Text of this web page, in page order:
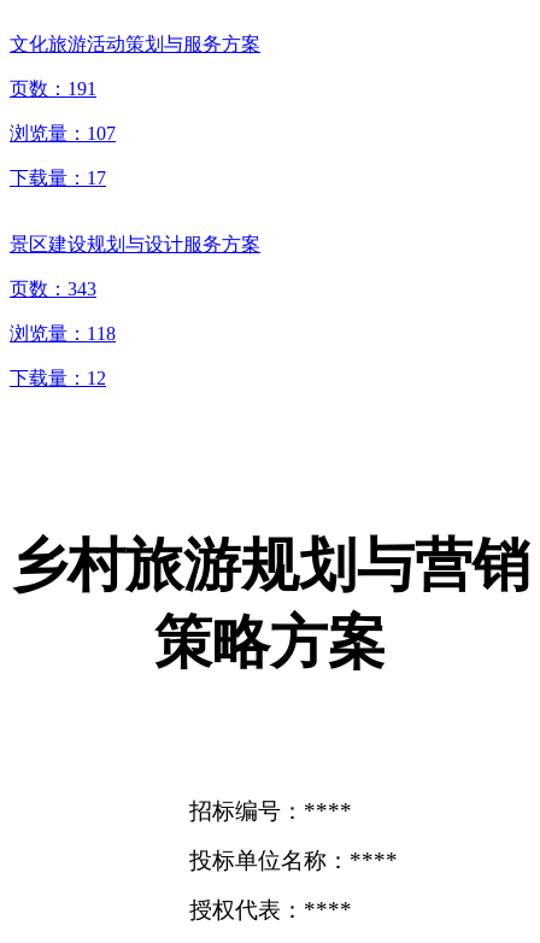
文化旅游活动策划与服务方案
页数： 191
浏览量： 107
下载量： 17
景区建设规划与设计服务方案
页数： 343
浏览量： 118
下载量： 12
乡村旅游规划与营销
策略方案
招标编号：****
投标单位名称：****
授权代表：****